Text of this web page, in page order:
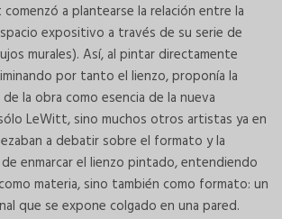
comenzó a plantearse la relación entre la
expositivo a través de su serie de
murales). Así, al pintar directamente
por tanto el lienzo, proponía la
la obra como esencia de la nueva
LeWitt, sino muchos otros artistas ya en
a debatir sobre el formato y la
enmarcar el lienzo pintado, entendiendo
materia, sino también como formato: un
que se expone colgado en una pared.